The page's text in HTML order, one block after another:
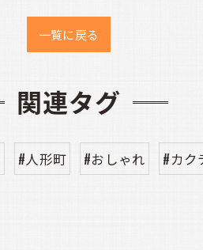
一覧に戻る
関連タグ
#人形町 #おしゃれ #カク